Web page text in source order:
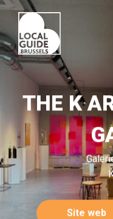
THE K
Site web